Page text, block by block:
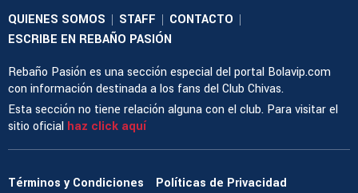
QUIENES SOMOS | STAFF | CONTACTO |
ESCRIBE EN REBAÑO PASIÓN
Rebaño Pasión es una sección especial del portal Bolavip.com
con información destinada a los fans del Club Chivas.
Esta sección no tiene relación alguna con el club. Para visitar el
sitio oficial haz click aquí
Términos y Condiciones
Políticas de Privacidad